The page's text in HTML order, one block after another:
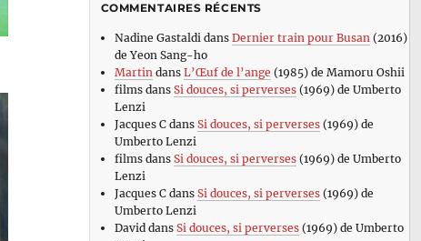
COMMENTAIRES RÉCENTS
Nadine Gastaldi dans Dernier train pour Busan (2016)
de Yeon Sang-ho
Martin dans L’Œuf de l’ange (1985) de Mamoru Oshii
filmsdans Si douces, si perverses(1969) de Umberto
Lenzi
Jacques Cdans Si douces, si perverses(1969) de
Umberto Lenzi
filmsdans Si douces, si perverses(1969) de Umberto
Lenzi
Jacques Cdans Si douces, si perverses(1969) de
Umberto Lenzi
David dans Si douces, si perverses(1969) de Umberto